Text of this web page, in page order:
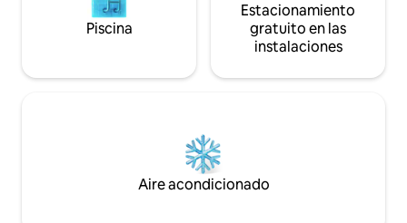
Piscina
Estacionamiento
gratuito en las
instalaciones
Aire acondicionado